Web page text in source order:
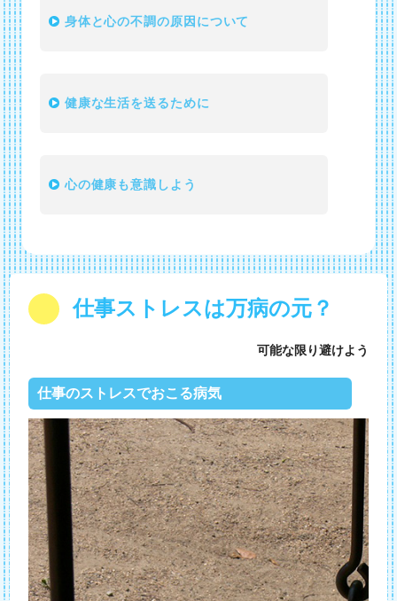
身体と心の不調の原因について
健康な生活を送るために
心の健康も意識しよう
仕事ストレスは万病の元？
可能な限り避けよう
仕事のストレスでおこる病気